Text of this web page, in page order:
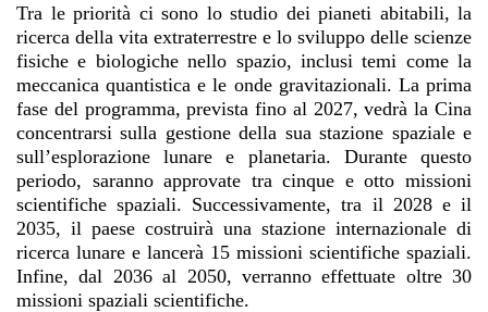
Tra le priorità ci sono lo studio dei pianeti abitabili, la
ricerca della vita extraterrestre e lo sviluppo delle scienze
fisiche e biologiche nello spazio, inclusi temi come la
meccanica quantistica e le onde gravitazionali. La prima
fase del programma, prevista fino al 2027, vedrà la Cina
concentrarsi sulla gestione della sua stazione spaziale e
sull’esplorazione lunare e planetaria. Durante questo
periodo, saranno approvate tra cinque e otto missioni
scientifiche spaziali. Successivamente, tra il 2028 e il
2035, il paese costruirà una stazione internazionale di
ricerca lunare e lancerà 15 missioni scientifiche spaziali.
Infine, dal 2036 al 2050, verranno effettuate oltre 30
missioni spaziali scientifiche.